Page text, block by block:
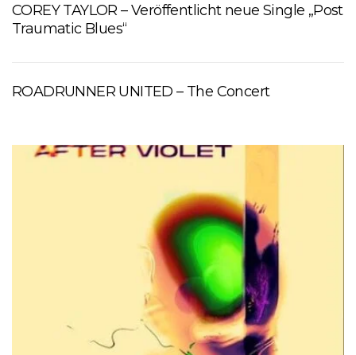
COREY TAYLOR – Veröffentlicht neue Single „Post
Traumatic Blues“
ROADRUNNER UNITED – The Concert